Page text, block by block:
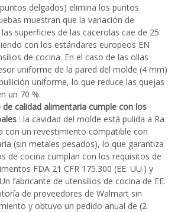
delgados) elimina los puntos
muestran que la variación de
superficies de las cacerolas cae de 25
con los estándares europeos EN
de cocina. En el caso de las ollas
uniforme de la pared del molde (4 mm)
uniforme, lo que reduce las quejas
un 70 %.
de calidad alimentaria cumple con los
: la cavidad del molde está pulida a Ra
con un revestimiento compatible con
(sin metales pesados), lo que garantiza
de cocina cumplan con los requisitos de
FDA 21 CFR 175.300 (EE. UU.) y
fabricante de utensilios de cocina de EE.
de proveedores de Walmart sin
y obtuvo un pedido anual de (2